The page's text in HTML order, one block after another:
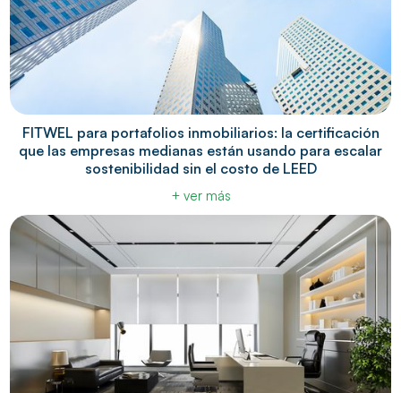
FITWEL para portafolios inmobiliarios: la certificación
que las empresas medianas están usando para escalar
sostenibilidad sin el costo de LEED
+ ver más